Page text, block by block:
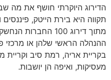
הדירוג היוקרתי חושף את מה
מתוך דירוג 100
ההנהלה הראשי שלהן או מרכזי
בקריית אריה, רמת סיב וקריית
מעסיקות, ואיפה הן יושבות.